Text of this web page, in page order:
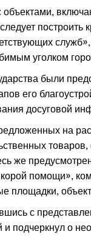
объектами,
уголком
были
его
досуговой
на
же
помощи»,
площадки,
с
и подчеркнул о